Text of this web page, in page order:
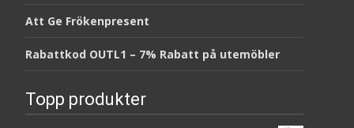
Att Ge Frökenpresent
Rabattkod OUTL1 – 7% Rabatt på utemöbler
Topp produkter